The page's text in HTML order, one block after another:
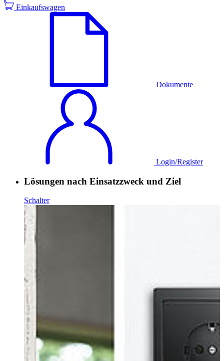
Einkaufswagen
Dokumente
Login/Register
Lösungen nach Einsatzzweck und Ziel
Schalter